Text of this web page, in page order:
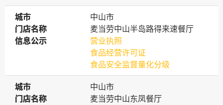
城市
城市
中山市
门店名称
门店名称
麦当劳中山半岛路得来速餐厅
信息公示
信息公示
营业执照
食品经营许可证
食品安全监督量化分级
城市
城市
中山市
门店名称
门店名称
麦当劳中山东凤餐厅